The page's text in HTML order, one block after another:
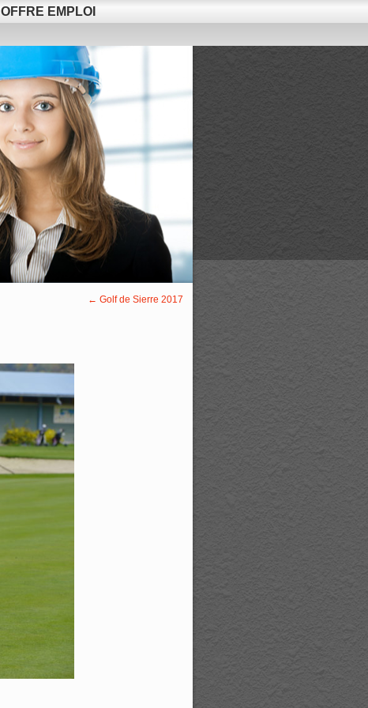
OFFRE EMPLOI
← Golf de Sierre 2017